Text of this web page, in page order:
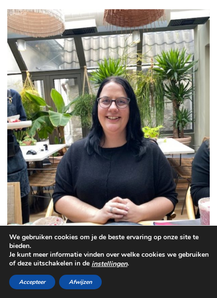
We gebruiken cookies om je de beste ervaring op onze site te
bieden.
Je kunt meer informatie vinden over welke cookies we gebruiken
of deze uitschakelen in de instellingen.
Accepteer Afwijzen